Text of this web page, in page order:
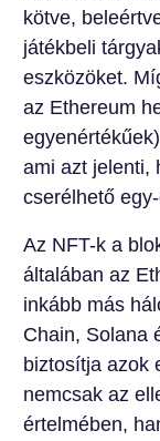
kötve,
játékbeli
eszközöket.
az Ethereum
ami azt jelenti,
cserélhető
Az NFT-k a
általában az
inkább más
Chain, Solana
biztosítja azok
nemcsak az
értelmében,